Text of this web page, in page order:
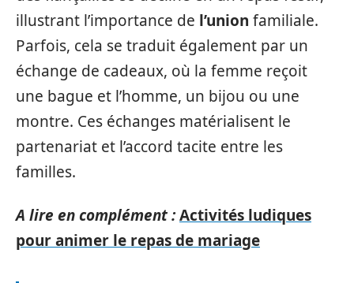
illustrant l’importance de l’union familiale.
Parfois, cela se traduit également par un
échange de cadeaux, où la femme reçoit
une bague et l’homme, un bijou ou une
montre. Ces échanges matérialisent le
partenariat et l’accord tacite entre les
familles.
A lire en complément :Activités ludiques
pour animer le repas de mariage